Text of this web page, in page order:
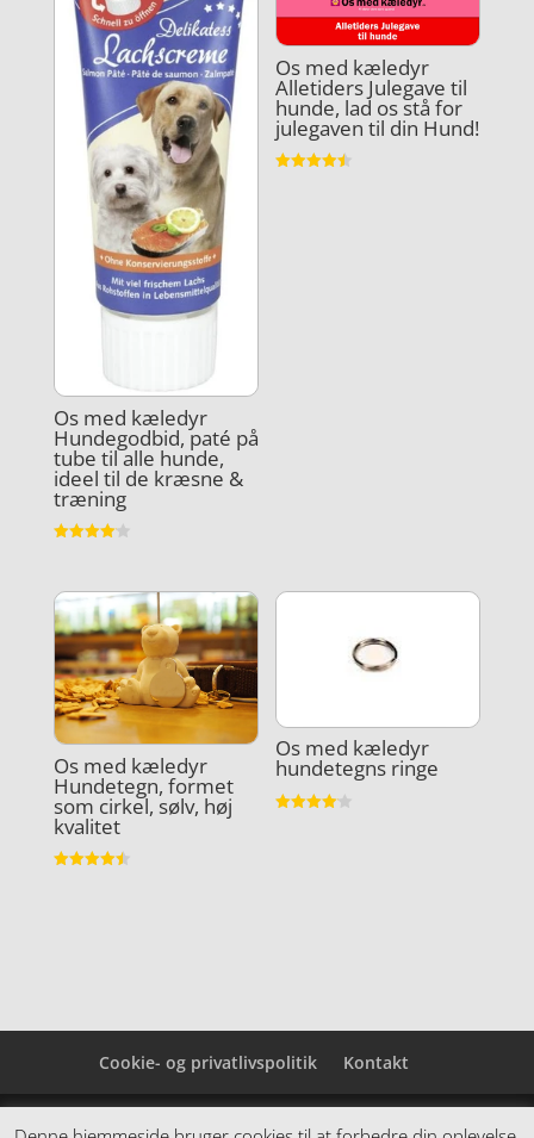
Os med kæledyr
Hundegodbid, paté på
tube til alle hunde,
ideel til de kræsne &
træning
Os med kæledyr
Alletiders Julegave til
hunde, lad os stå for
julegaven til din Hund!
Os med kæledyr
Hundetegn, formet
som cirkel, sølv, høj
kvalitet
Os med kæledyr
hundetegns ringe
Cookie- og privatlivspolitik Kontakt
Denne hjemmeside samler et bredt udvalg af